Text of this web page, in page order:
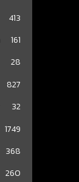
413
161
28
827
32
1749
368
260